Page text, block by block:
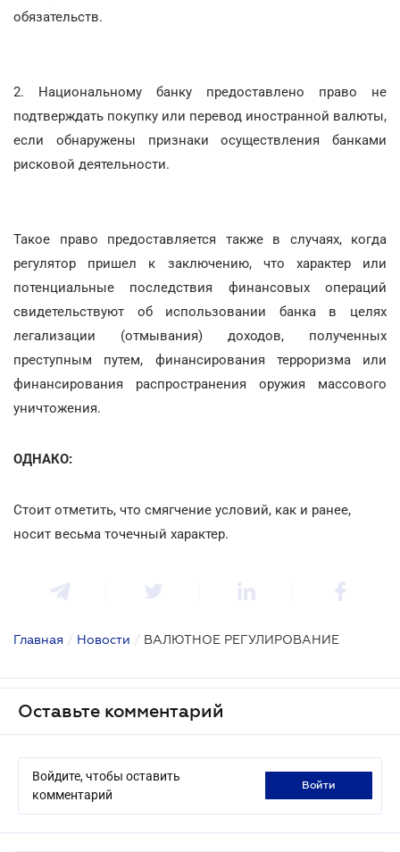
обязательств.
2. Национальному банку предоставлено право не
подтверждать покупку или перевод иностранной валюты,
если обнаружены признаки осуществления банками
рисковой деятельности.
Такое право предоставляется также в случаях, когда
регулятор пришел к заключению, что характер или
потенциальные последствия финансовых операций
свидетельствуют об использовании банка в целях
легализации (отмывания) доходов, полученных
преступным путем, финансирования терроризма или
финансирования распространения оружия массового
уничтожения.
ОДНАКО:
Стоит отметить, что смягчение условий, как и ранее,
носит весьма точечный характер.
Главная / Новости / ВАЛЮТНОЕ РЕГУЛИРОВАНИЕ
Оставьте комментарий
Войдите, чтобы оставить
комментарий
войти